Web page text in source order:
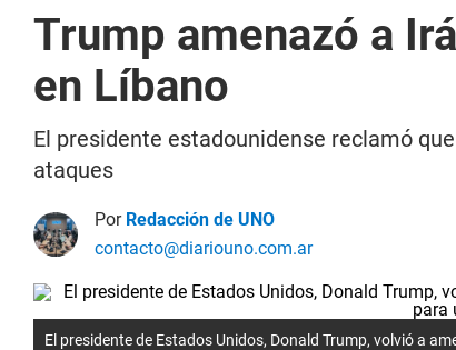
Trump amenazó a
en Líbano
El presidente estadounidense reclamó
ataques
Por Redacción de UNO
contacto@diariouno.com.ar
El presidente de Estados Unidos, Donald Trump, volvió a